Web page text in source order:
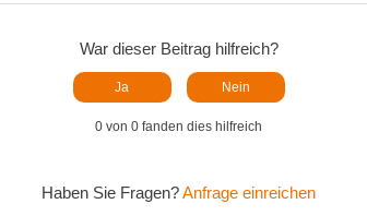
War dieser Beitrag hilfreich?
Ja Nein
0 von 0 fanden dies hilfreich
Haben Sie Fragen?Anfrage einreichen